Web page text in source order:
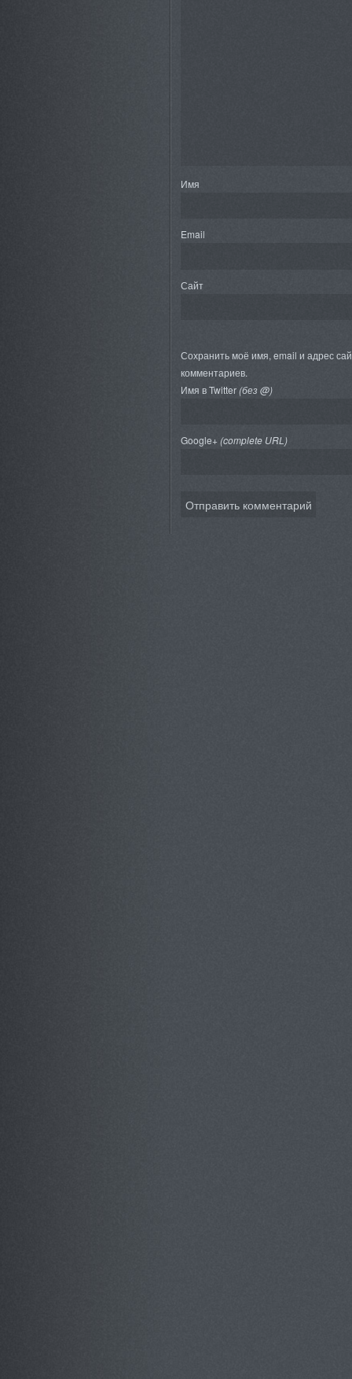
Имя
Email
Сайт
Сохранить моё имя, email и адрес
комментариев.
Имя в Twitter(без @)
Google+ (complete URL)